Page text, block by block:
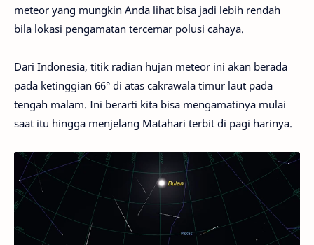
meteor yang mungkin Anda lihat bisa jadi lebih rendah
bila lokasi pengamatan tercemar polusi cahaya.
Dari Indonesia, titik radian hujan meteor ini akan berada
pada ketinggian 66° di atas cakrawala timur laut pada
tengah malam. Ini berarti kita bisa mengamatinya mulai
saat itu hingga menjelang Matahari terbit di pagi harinya.